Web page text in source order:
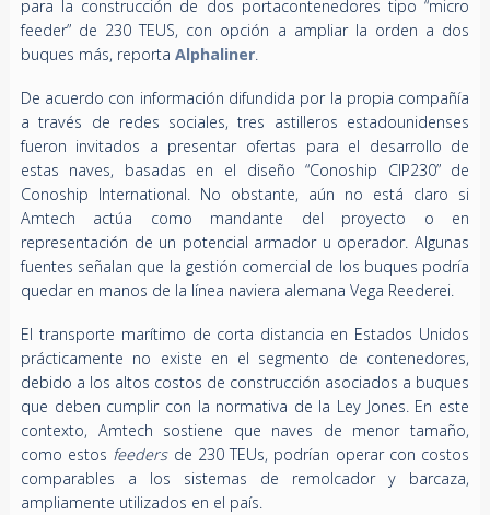
para la construcción de dos portacontenedores tipo “micro
feeder” de 230 TEUS, con opción a ampliar la orden a dos
buques más, reporta Alphaliner.
De acuerdo con información difundida por la propia compañía
a través de redes sociales, tres astilleros estadounidenses
fueron invitados a presentar ofertas para el desarrollo de
estas naves, basadas en el diseño “Conoship CIP230” de
Conoship International. No obstante, aún no está claro si
Amtech actúa como mandante del proyecto o en
representación de un potencial armador u operador. Algunas
fuentes señalan que la gestión comercial de los buques podría
quedar en manos de la línea naviera alemana Vega Reederei.
El transporte marítimo de corta distancia en Estados Unidos
prácticamente no existe en el segmento de contenedores,
debido a los altos costos de construcción asociados a buques
que deben cumplir con la normativa de la Ley Jones. En este
contexto, Amtech sostiene que naves de menor tamaño,
como estos feedersde 230 TEUs, podrían operar con costos
comparables a los sistemas de remolcador y barcaza,
ampliamente utilizados en el país.